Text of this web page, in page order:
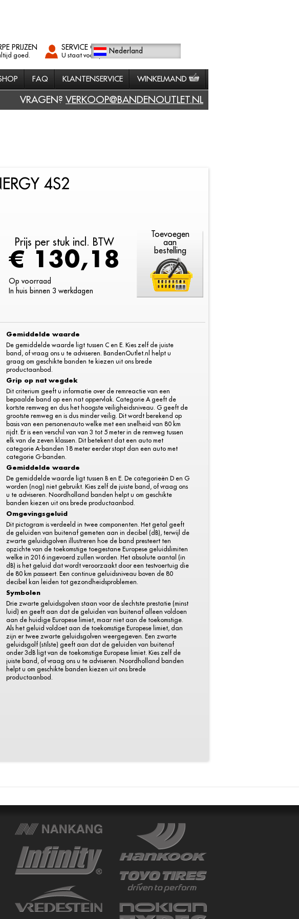
PRIJZEN
goed.
SERVICE GERICHT
U staat voorop. Nederland
FAQ KLANTENSERVICE WINKELMAND
VRAGEN? VERKOOP@BANDENOUTLET.NL
4S2
Toevoegen
aan
bestelling
Prijs per stuk incl. BTW
€ 130,18
Op voorraad
In huis binnen 3 werkdagen
Gemiddelde waarde
De gemiddelde waarde ligt tussen C en E. Kies zelf de juiste
band, of vraag ons u te adviseren. BandenOutlet.nl helpt u
graag om geschikte banden te kiezen uit ons brede
productaanbod.
Grip op nat wegdek
Dit criterium geeft u informatie over de remreactie van een
bepaalde band op een nat oppervlak. Categorie A geeft de
kortste remweg en dus het hoogste veiligheidsniveau. G geeft de
grootste remweg en is dus minder veilig. Dit wordt berekend op
basis van een personenauto welke met een snelheid van 80 km
rijdt. Er is een verschil van van 3 tot 5 meter in de remweg tussen
elk van de zeven klassen. Dit betekent dat een auto met
categorie A-banden 18 meter eerder stopt dan een auto met
categorie G-banden.
Gemiddelde waarde
De gemiddelde waarde ligt tussen B en E. De categorieën D en G
worden (nog) niet gebruikt. Kies zelf de juiste band, of vraag ons
u te adviseren. Noordholland banden helpt u om geschikte
banden kiezen uit ons brede productaanbod.
Omgevingsgeluid
Dit pictogram is verdeeld in twee componenten. Het getal geeft
de geluiden van buitenaf gemeten aan in decibel (dB), terwijl de
zwarte geluidsgolven illustreren hoe de band presteert ten
opzichte van de toekomstige toegestane Europese geluidslimiten
welke in 2016 ingevoerd zullen worden. Het absolute aantal (in
dB) is het geluid dat wordt veroorzaakt door een testvoertuig die
de 80 km passeert. Een continue geluidsniveau boven de 80
decibel kan leiden tot gezondheidsproblemen.
Symbolen
Drie zwarte geluidsgolven staan voor de slechtste prestatie (minst
luid) en geeft aan dat de geluiden van buitenaf alleen voldoen
aan de huidige Europese limiet, maar niet aan de toekomstige.
Als het geluid voldoet aan de toekomstige Europese limiet, dan
zijn er twee zwarte geluidsgolven weergegeven. Een zwarte
geluidsgolf (stilste) geeft aan dat de geluiden van buitenaf
onder 3dB ligt van de toekomstige Europese limiet. Kies zelf de
juiste band, of vraag ons u te adviseren. Noordholland banden
helpt u om geschikte banden kiezen uit ons brede
productaanbod.